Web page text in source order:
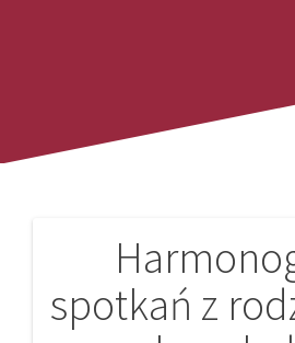
spotkań z
Nawigacja
wpisu